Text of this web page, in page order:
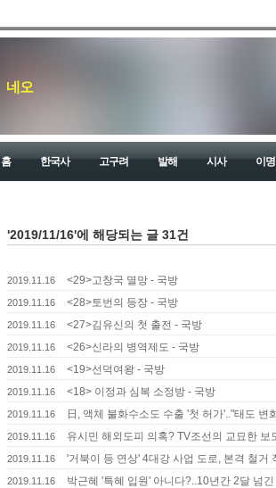
네오
홈 한국사 고구려 발해 시사 이
'2019/11/16'에 해당되는 글 31건
2019.11.16 <29>고창국 멸망 - 국방
2019.11.16 <28>토번의 등장 - 국방
2019.11.16 <27>김유신의 첫 출전 - 국방
2019.11.16 <26>신라의 병역제도 - 국방
2019.11.16 <19>선덕여왕 - 국방
2019.11.16 <18> 이정과 심복 소정방 - 국방
2019.11.16 日, 액체 불화수소도 수출 '첫 허가'.."태도 변
2019.11.16 유시민 해외도피 의혹? TV조선의 교묘한 보
2019.11.16 '거북이 등 연상' 4대강 사업 도로, 본격 철거
2019.11.16 박근혜 '특혜 입원' 아니다?..10년간 2달 넘